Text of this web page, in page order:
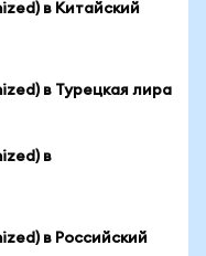
в Китайский
в Турецкая лира
в
в Российский